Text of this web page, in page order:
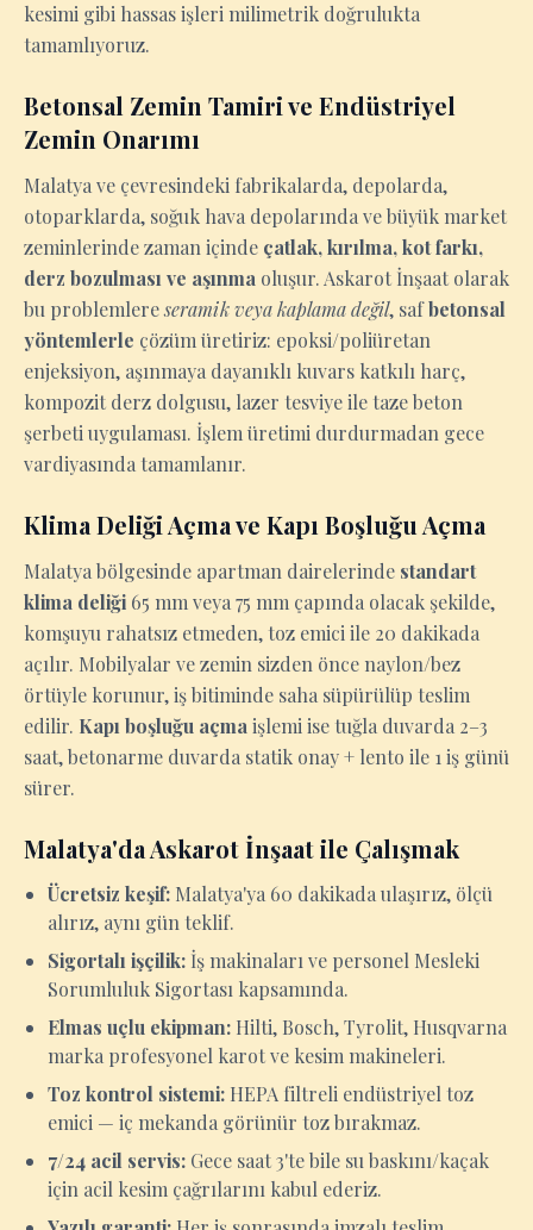
kesimi gibi hassas işleri milimetrik doğrulukta
tamamlıyoruz.
Betonsal Zemin Tamiri ve Endüstriyel
Zemin Onarımı
Malatya ve çevresindeki fabrikalarda, depolarda,
otoparklarda, soğuk hava depolarında ve büyük market
zeminlerinde zaman içinde çatlak, kırılma, kot farkı,
derz bozulması ve aşınma oluşur. Askarot İnşaat olarak
bu problemlereseramik veya kaplama değil, safbetonsal
yöntemlerle çözüm üretiriz: epoksi/poliüretan
enjeksiyon, aşınmaya dayanıklı kuvars katkılı harç,
kompozit derz dolgusu, lazer tesviye ile taze beton
şerbeti uygulaması. İşlem üretimi durdurmadan gece
vardiyasında tamamlanır.
Klima Deliği Açma ve Kapı Boşluğu Açma
Malatya bölgesinde apartman dairelerinde standart
klima deliği 65 mm veya 75 mm çapında olacak şekilde,
komşuyu rahatsız etmeden, toz emici ile 20 dakikada
açılır. Mobilyalar ve zemin sizden önce naylon/bez
örtüyle korunur, iş bitiminde saha süpürülüp teslim
edilir. Kapı boşluğu açma işlemi ise tuğla duvarda 2–3
saat, betonarme duvarda statik onay + lento ile 1 iş günü
sürer.
Malatya'da Askarot İnşaat ile Çalışmak
Ücretsiz keşif: Malatya'ya 60 dakikada ulaşırız, ölçü
alırız, aynı gün teklif.
Sigortalı işçilik: İş makinaları ve personel Mesleki
Sorumluluk Sigortası kapsamında.
Elmas uçlu ekipman: Hilti, Bosch, Tyrolit, Husqvarna
marka profesyonel karot ve kesim makineleri.
Toz kontrol sistemi: HEPA filtreli endüstriyel toz
emici — iç mekanda görünür toz bırakmaz.
7/24 acil servis: Gece saat 3'te bile su baskını/kaçak
için acil kesim çağrılarını kabul ederiz.